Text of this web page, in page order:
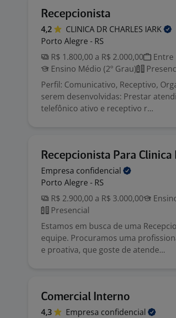
Recepcionista
4,2 CLINICA DR CHARLES IARK
Porto Alegre - RS
R$ 1.800,00 a R$ 2.000,00
Entre
Ensino Médio (2º Grau)
Perfil: Comunicativo, Receptivo,
serem desenvolvidas: Prestar
telefônico ativo e receptivo r...
Recepcionista Para Clinica
Empresa confidencial
Porto Alegre - RS
R$ 2.900,00 a R$ 3.000,00
Presencial
Estamos em busca de uma
equipe. Procuramos uma
e proativa, que goste de atende...
Comercial Interno
4,3 Empresa confidencial